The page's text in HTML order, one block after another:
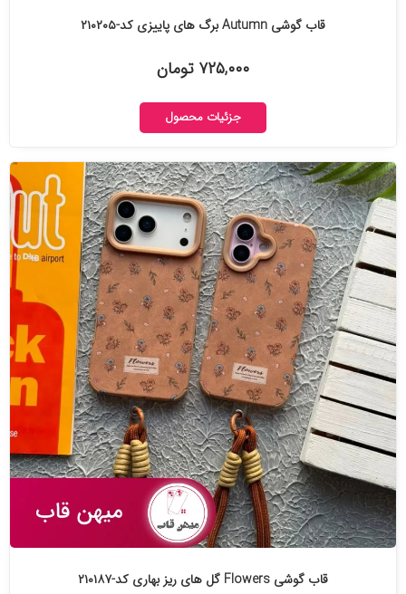
قاب گوشی Autumn برگ های پاییزی کد-۲۱۰۲۰۵
۷۲۵,۰۰۰ تومان
جزئیات محصول
قاب گوشی Flowers گل های ریز بهاری کد-۲۱۰۱۸۷